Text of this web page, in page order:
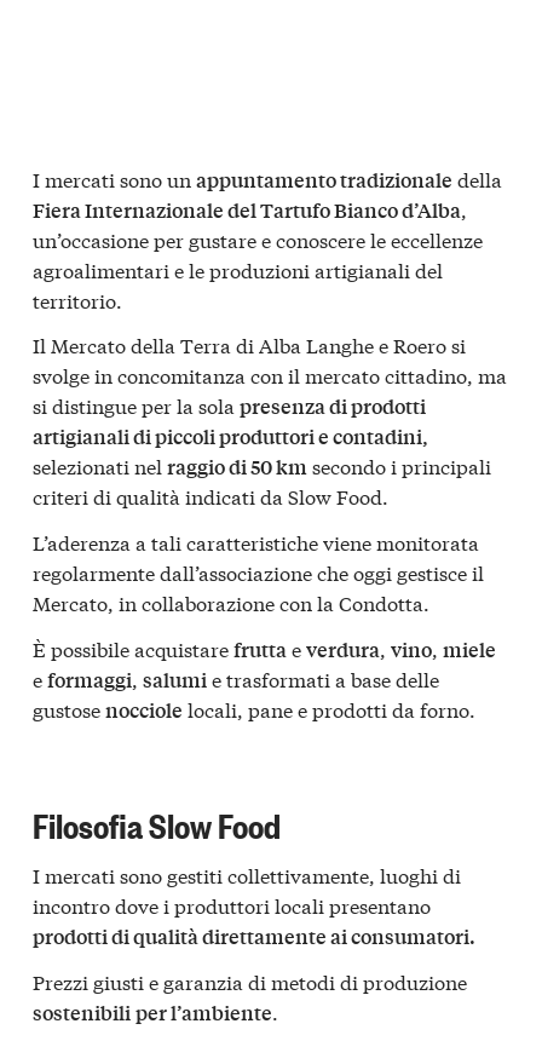
I mercati sono un appuntamento tradizionale della
Fiera Internazionale del Tartufo Bianco d’Alba,
un’occasione per gustare e conoscere le eccellenze
agroalimentari e le produzioni artigianali del
territorio.
Il Mercato della Terra di Alba Langhe e Roero si
svolge in concomitanza con il mercato cittadino, ma
si distingue per la sola presenza di prodotti
artigianali di piccoli produttori e contadini,
selezionati nel raggio di 50 kmsecondo i principali
criteri di qualità indicati da Slow Food.
L’aderenza a tali caratteristiche viene monitorata
regolarmente dall’associazione che oggi gestisce il
Mercato, in collaborazione con la Condotta.
È possibile acquistarefruttaeverdura, vino, miele
eformaggi, salumie trasformati a base delle
gustosenocciole locali, pane e prodotti da forno.
Filosofia Slow Food
I mercati sono gestiti collettivamente, luoghi di
incontro dove i produttori locali presentano
prodotti di qualità direttamente ai consumatori.
Prezzi giusti e garanzia di metodi di produzione
sostenibiliper l’ambiente.